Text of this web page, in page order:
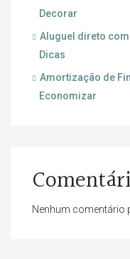
Decorar
Aluguel direto
Dicas
Amortização de
Economizar
Nenhum comentário